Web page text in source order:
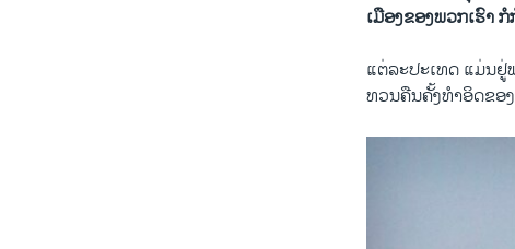
ເມືອງຂອງພວກເຮົາ
ແຕ່​ລະ​ປະ​ເທດ ​ແມ່ນ​
ທວນ​ຄືນ​ຄັ້ງ​ທຳ​ອິດ​ຂອ